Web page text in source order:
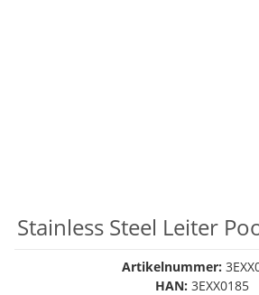
Stainless Steel Leiter
Artikelnummer:
HAN: 3EXX0185